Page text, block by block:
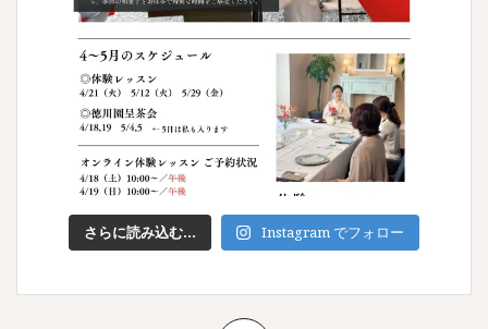
さらに読み込む... Instagram でフォロー